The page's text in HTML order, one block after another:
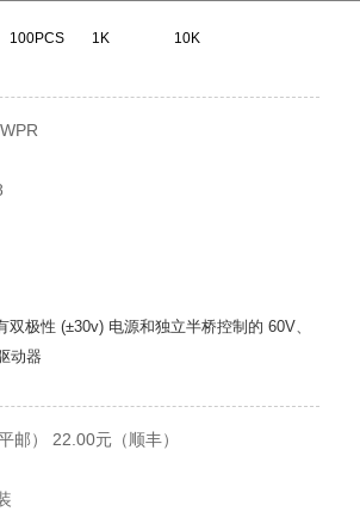
100PCS 1K 10K
双极性 (±30v) 电源和独立半桥控制的 60V、
动器
邮） 22.00元（顺丰）